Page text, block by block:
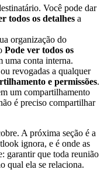
Você pode dar
todos os detalhes a
organização do
Pode ver todos os
uma conta interna.
revogadas a qualquer
e permissões.
um compartilhamento
é preciso compartilhar
A próxima seção é a
ignora, e é onde as
garantir que toda reunião
qual ela se relaciona.